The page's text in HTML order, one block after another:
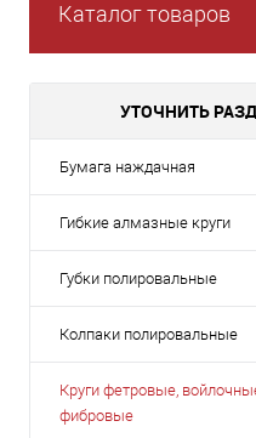
Каталог товаров
УТОЧНИТЬ
Бумага наждачная
Гибкие алмазные круги
Губки полировальные
Колпаки полировальные
Круги фетровые,
фибровые